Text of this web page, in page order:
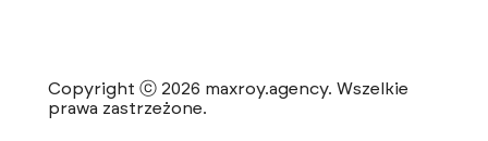
Copyright ⓒ 2026 maxroy.agency. Wszelkie
prawa zastrzeżone.